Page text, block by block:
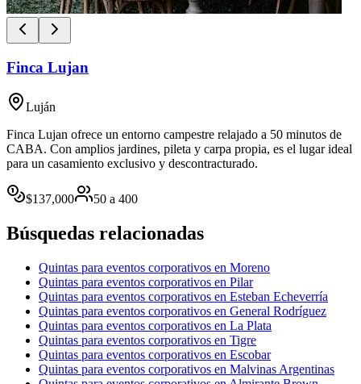
Finca Lujan
Luján
Finca Lujan ofrece un entorno campestre relajado a 50 minutos de
CABA. Con amplios jardines, pileta y carpa propia, es el lugar ideal
para un casamiento exclusivo y descontracturado.
$137,000 50 a 400
Búsquedas relacionadas
Quintas para eventos corporativos en Moreno
Quintas para eventos corporativos en Pilar
Quintas para eventos corporativos en Esteban Echeverría
Quintas para eventos corporativos en General Rodríguez
Quintas para eventos corporativos en La Plata
Quintas para eventos corporativos en Tigre
Quintas para eventos corporativos en Escobar
Quintas para eventos corporativos en Malvinas Argentinas